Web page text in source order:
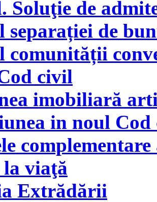
Soluţie de
separației de
comunității
civil
imobiliară
in noul
viaţă
Extrădării